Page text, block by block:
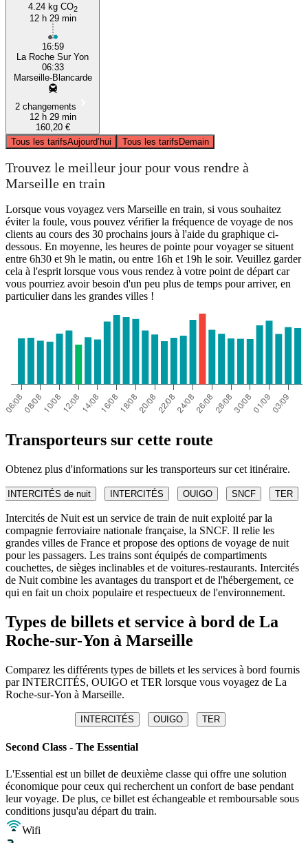
4.24 kg CO2
12 h 29 min
16:59
La Roche Sur Yon
06:33
Marseille-Blancarde
2 changements
12 h 29 min
160,20 €
Tous les tarifsAujourd’hui Tous les tarifsDemain
Trouvez le meilleur jour pour vous rendre à
Marseille en train
Lorsque vous voyagez vers Marseille en train, si vous souhaitez
éviter la foule, vous pouvez vérifier la fréquence de voyage de nos
clients au cours des 30 prochains jours à l'aide du graphique ci-
dessous. En moyenne, les heures de pointe pour voyager se situent
entre 6h30 et 9h le matin, ou entre 16h et 19h le soir. Veuillez garder
cela à l'esprit lorsque vous vous rendez à votre point de départ car
vous pourriez avoir besoin d'un peu plus de temps pour arriver, en
particulier dans les grandes villes !
Transporteurs sur cette route
Obtenez plus d'informations sur les transporteurs sur cet itinéraire.
INTERCITÉS de nuit INTERCITÉS OUIGO SNCF TER
Intercités de Nuit est un service de train de nuit exploité par la
compagnie ferroviaire nationale française, la SNCF. Il relie les
grandes villes de France et propose des options de voyage de nuit
pour les passagers. Les trains sont équipés de compartiments
couchettes, de sièges inclinables et de voitures-restaurants. Intercités
de Nuit combine les avantages du transport et de l'hébergement, ce
qui en fait un choix populaire et respectueux de l'environnement.
Types de billets et service à bord de La
Roche-sur-Yon à Marseille
Comparez les différents types de billets et les services à bord fournis
par INTERCITÉS, OUIGO et TER lorsque vous voyagez de La
Roche-sur-Yon à Marseille.
INTERCITÉS OUIGO TER
Second Class - The Essential
L'Essential est un billet de deuxième classe qui offre une solution
économique pour ceux qui recherchent un confort de base pendant
leur voyage. De plus, ce billet est échangeable et remboursable sous
conditions jusqu'au départ du train.
Wifi